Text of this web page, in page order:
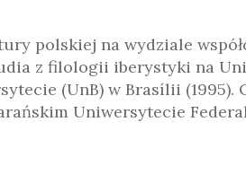
polskiej na wydziale
z filologii iberystyki na
(UnB) w Brasílii
Uniwersytecie